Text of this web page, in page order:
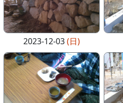
2023-12-03(日)